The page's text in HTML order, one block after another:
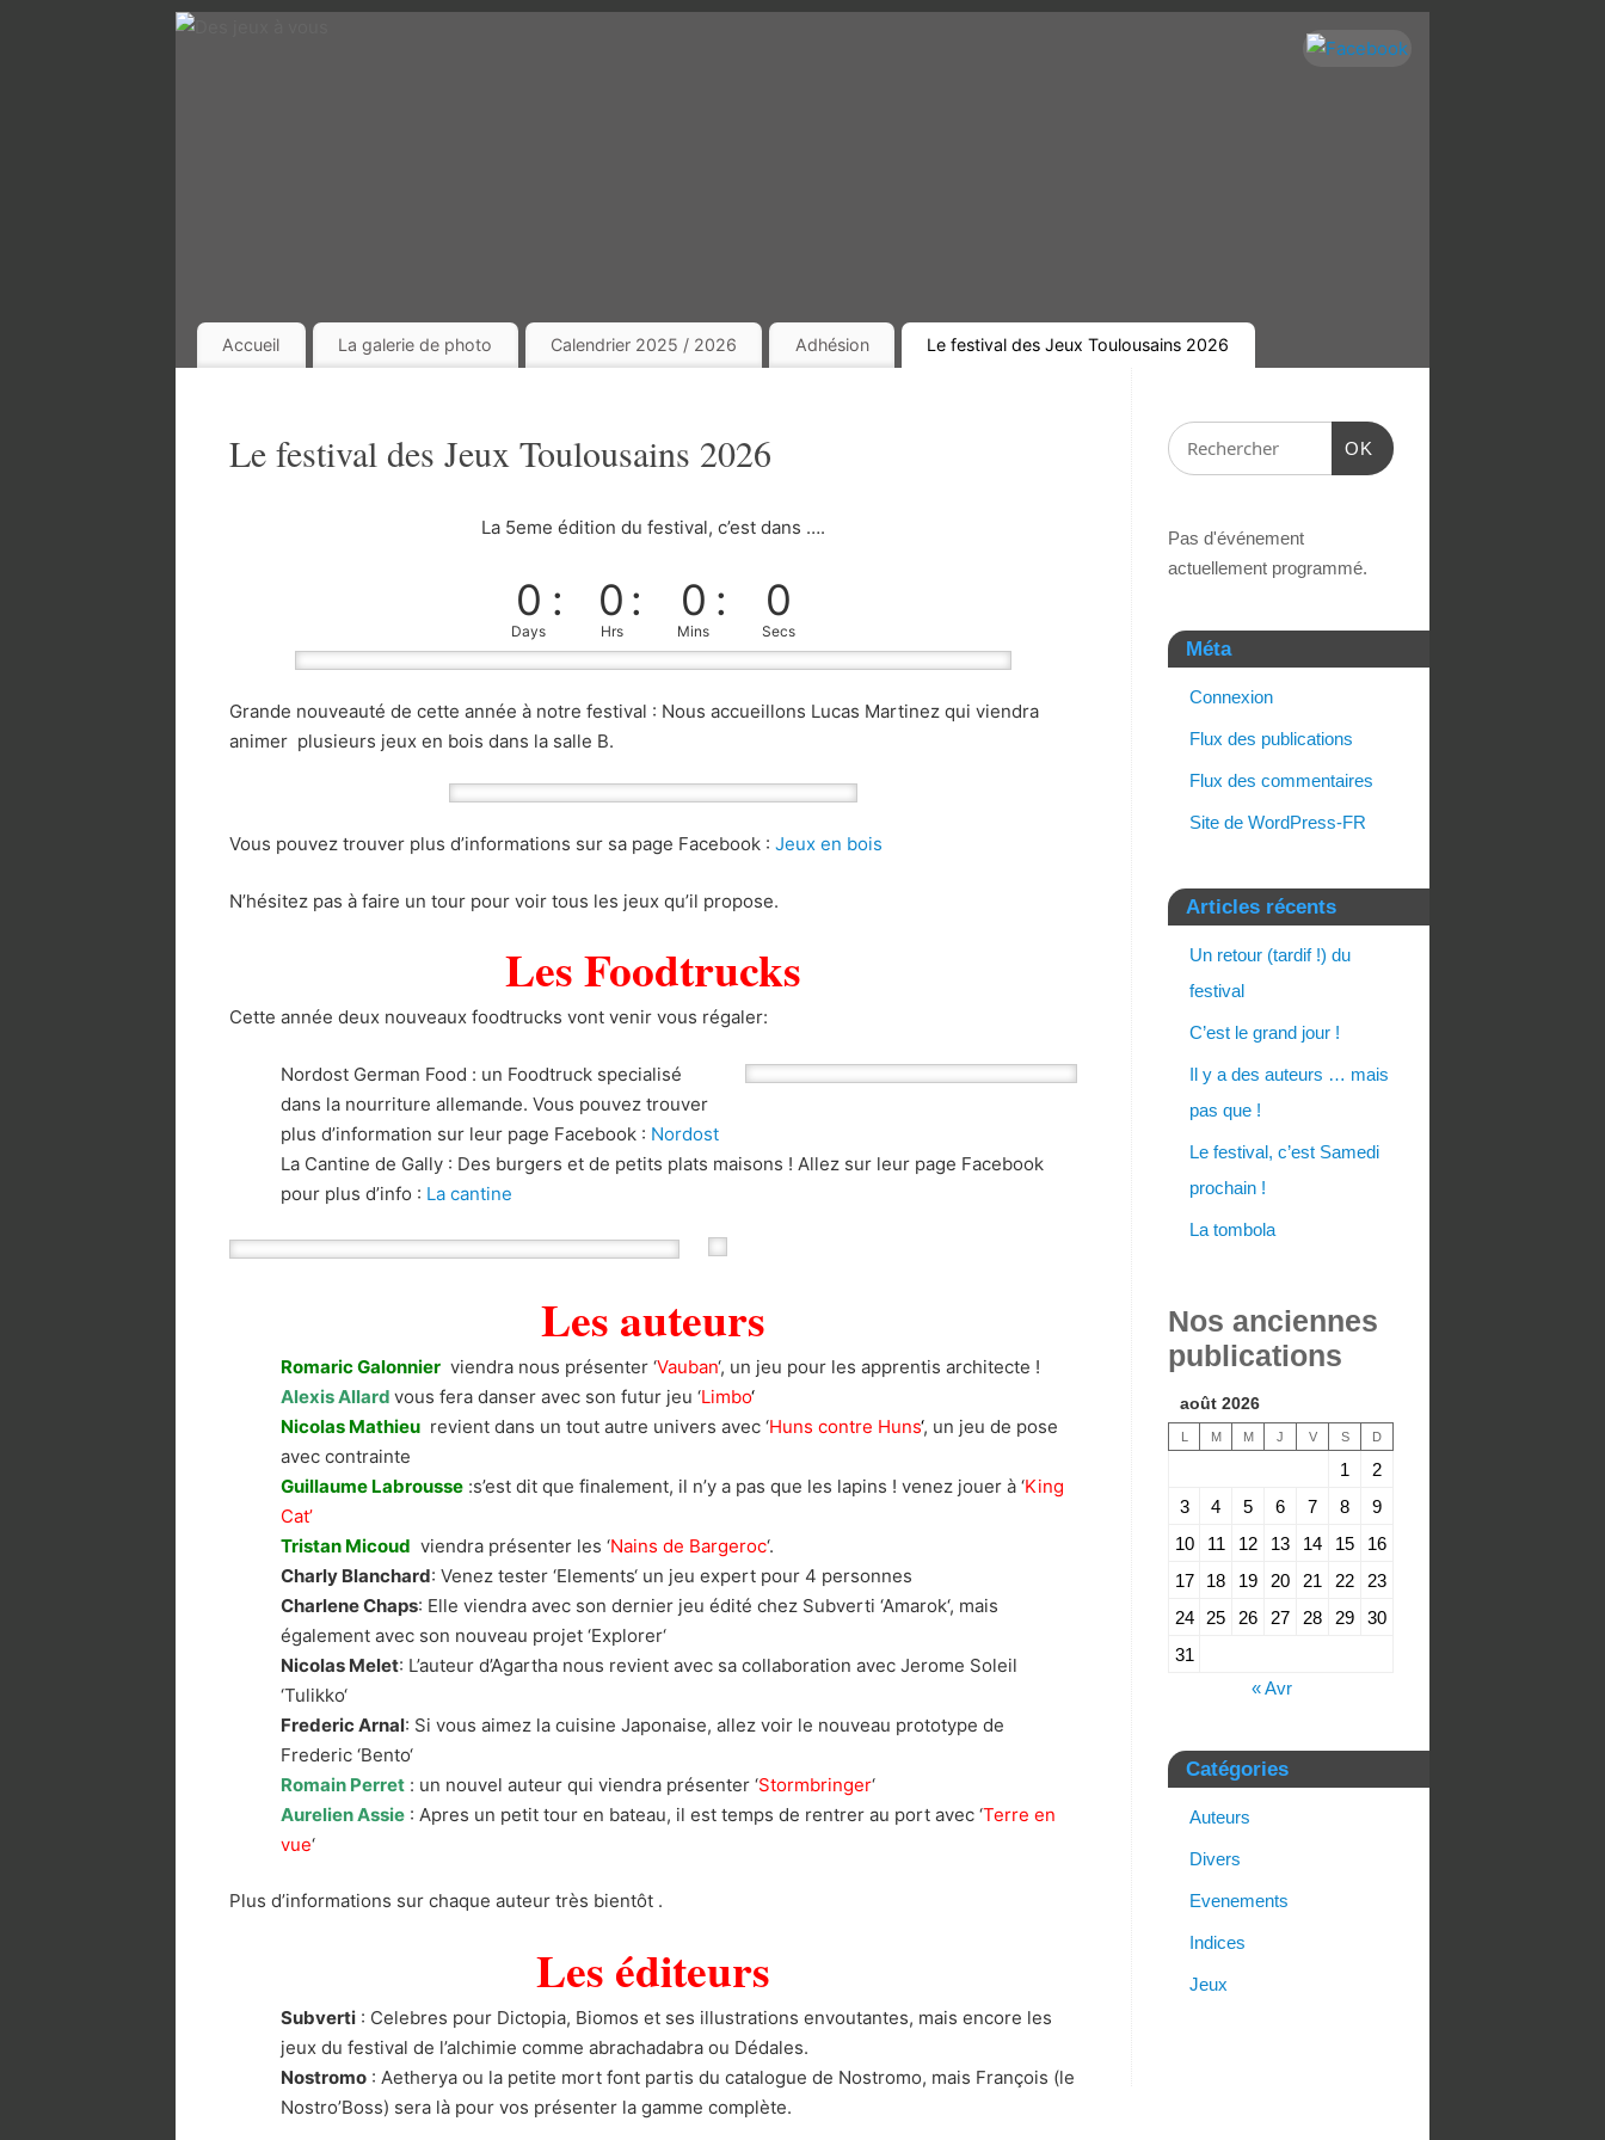
Accueil La galerie de photo Calendrier 2025 / 2026 Adhésion Le festival des Jeux Toulousains 2026
Le festival des Jeux Toulousains 2026
La 5eme édition du festival, c’est dans ….
0
Days
: 0
Hrs
: 0
Mins
: 0
Secs
Grande nouveauté de cette année à notre festival : Nous accueillons Lucas Martinez qui viendra
animer plusieurs jeux en bois dans la salle B.
Vous pouvez trouver plus d’informations sur sa page Facebook : Jeux en bois
N’hésitez pas à faire un tour pour voir tous les jeux qu’il propose.
Les Foodtrucks
Cette année deux nouveaux foodtrucks vont venir vous régaler:
Nordost German Food : un Foodtruck specialisé
dans la nourriture allemande. Vous pouvez trouver
plus d’information sur leur page Facebook : Nordost
La Cantine de Gally : Des burgers et de petits plats maisons ! Allez sur leur page Facebook
pour plus d’info : La cantine
Les auteurs
Romaric Galonnierviendra nous présenter ‘Vauban‘, un jeu pour les apprentis architecte !
Alexis Allard vous fera danser avec son futur jeu ‘Limbo‘
Nicolas Mathieurevient dans un tout autre univers avec ‘Huns contre Huns‘, un jeu de pose
avec contrainte
Guillaume Labrousse:s’est dit que finalement, il n’y a pas que les lapins ! venez jouer à ‘King
Cat’
Tristan Micoud viendra présenter les ‘Nains de Bargeroc‘.
Charly Blanchard: Venez tester ‘Elements‘ un jeu expert pour 4 personnes
Charlene Chaps: Elle viendra avec son dernier jeu édité chez Subverti ‘Amarok‘, mais
également avec son nouveau projet ‘Explorer‘
Nicolas Melet: L’auteur d’Agartha nous revient avec sa collaboration avec Jerome Soleil
‘Tulikko‘
Frederic Arnal: Si vous aimez la cuisine Japonaise, allez voir le nouveau prototype de
Frederic ‘Bento‘
Romain Perret: un nouvel auteur qui viendra présenter ‘Stormbringer‘
Aurelien Assie: Apres un petit tour en bateau, il est temps de rentrer au port avec ‘Terre en
vue‘
Plus d’informations sur chaque auteur très bientôt .
Les éditeurs
Subverti: Celebres pour Dictopia, Biomos et ses illustrations envoutantes, mais encore les
jeux du festival de l’alchimie comme abrachadabra ou Dédales.
Nostromo: Aetherya ou la petite mort font partis du catalogue de Nostromo, mais François (le
Nostro’Boss) sera là pour vos présenter la gamme complète.
OK
Pas d'événement
actuellement programmé.
Méta
Connexion
Flux des publications
Flux des commentaires
Site de WordPress-FR
Articles récents
Un retour (tardif !) du
festival
C’est le grand jour !
Il y a des auteurs … mais
pas que !
Le festival, c’est Samedi
prochain !
La tombola
Nos anciennes
publications
août 2026
M M J V S D
1
2
3
4 5 6 7 8
9
10
11 12 13 14 15
16
17
18 19 20 21 22
23
24
25 26 27 28 29
30
31
« Avr
Catégories
Auteurs
Divers
Evenements
Indices
Jeux